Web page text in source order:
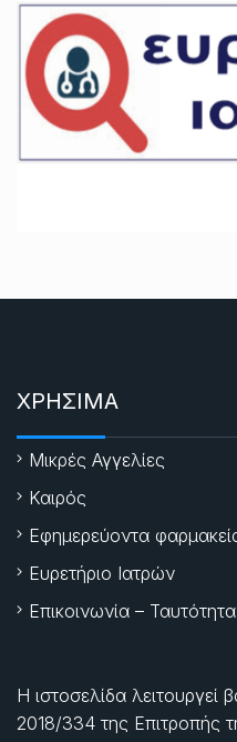
ΧΡΗΣΙΜΑ
Μικρές Αγγελίες
Καιρός
Εφημερεύοντα
Ευρετήριο Ιατρών
Επικοινωνία –
Η ιστοσελίδα λειτουργεί
2018/334 της Επιτροπής